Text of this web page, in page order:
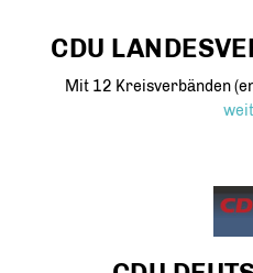
CDU
Mit 12 Kreisverbänden